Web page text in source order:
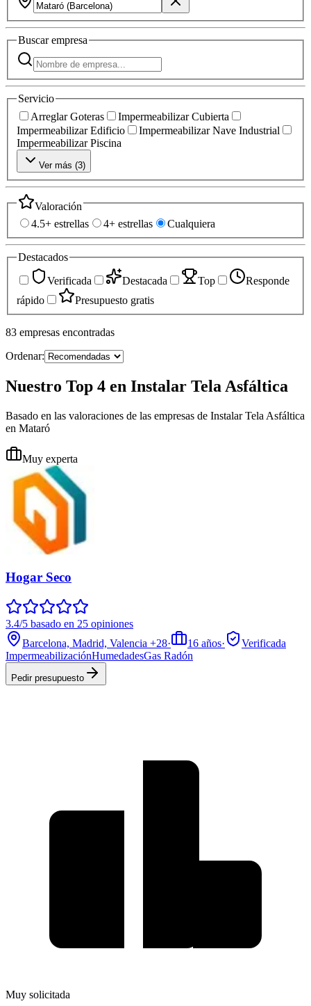
Buscarempresa
Servicio
Arreglar Goteras
Impermeabilizar Cubierta
Impermeabilizar Edificio
Impermeabilizar Nave Industrial
Impermeabilizar Piscina
Ver más (3)
Valoración
4.5+ estrellas
4+ estrellas Cualquiera
Destacados
Verificada
Destacada Top
Responde
rápido
Presupuesto gratis
83 empresas encontradas
Ordenar:
Nuestro Top 4 en Instalar Tela Asfáltica
Basado en las valoraciones de las empresas de Instalar Tela Asfáltica
en Mataró
Muy experta
Hogar Seco
3.4/5 basado en 25 opiniones
Barcelona, Madrid, Valencia +28· 16 años·
Verificada
ImpermeabilizaciónHumedadesGas Radón
Pedir presupuesto
Muy solicitada